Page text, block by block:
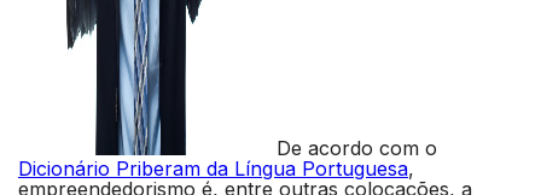
De acordo com o
Dicionário Priberam da Língua Portuguesa,
empreendedorismo é, entre outras colocações, a